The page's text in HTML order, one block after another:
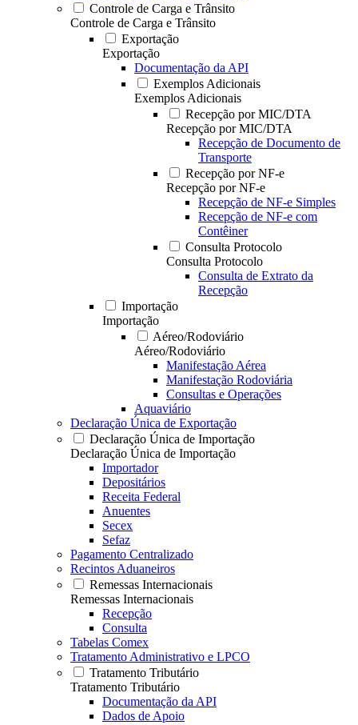
Controle de Carga e Trânsito
Controle de Carga e Trânsito
Exportação
Exportação
Documentação da API
Exemplos Adicionais
Exemplos Adicionais
Recepção por MIC/DTA
Recepção por MIC/DTA
Recepção de Documento de
Transporte
Recepção por NF-e
Recepção por NF-e
Recepção de NF-e Simples
Recepção de NF-e com
Contêiner
Consulta Protocolo
Consulta Protocolo
Consulta de Extrato da
Recepção
Importação
Importação
Aéreo/Rodoviário
Aéreo/Rodoviário
Manifestação Aérea
Manifestação Rodoviária
Consultas e Operações
Aquaviário
Declaração Única de Exportação
Declaração Única de Importação
Declaração Única de Importação
Importador
Depositários
Receita Federal
Anuentes
Secex
Sefaz
Pagamento Centralizado
Recintos Aduaneiros
Remessas Internacionais
Remessas Internacionais
Recepção
Consulta
Tabelas Comex
Tratamento Administrativo e LPCO
Tratamento Tributário
Tratamento Tributário
Documentação da API
Dados de Apoio